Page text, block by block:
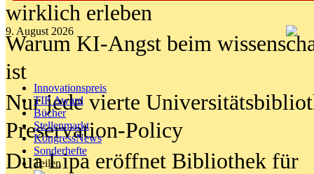
9. August 2026
Innovationspreis
TIP Award
Bücher
Stellenmarkt
KongressNews
Sonderhefte
Teilen
wirklich erleben
Warum KI-Angst beim
ist
Nur jede vierte
Preservation-Policy
Dua Lipa eröffnet Bibliothek für